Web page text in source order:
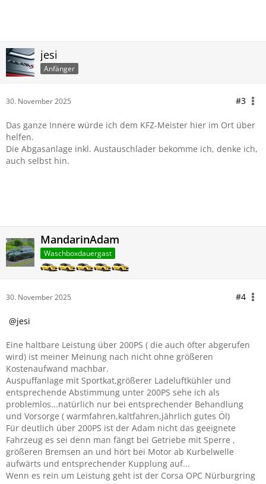
jesi
Anfänger
30. November 2025 #3
Das ganze Innere würde ich dem KFZ-Meister hier im Ort über
helfen.
Die Abgasanlage inkl. Austauschlader bekomme ich, denke ich,
auch selbst hin.
MandarinAdam
Waschboxdauergast
30. November 2025 #4
jesi
Eine haltbare Leistung über 200PS ( die auch öfter abgerufen
wird) ist meiner Meinung nach nicht ohne größeren
Kostenaufwand machbar.
Auspuffanlage mit Sportkat,größerer Ladeluftkühler und
entsprechende Abstimmung unter 200PS sehe ich als
problemlos...natürlich nur bei entsprechender Behandlung
und Vorsorge ( warmfahren,kaltfahren,jährlich gutes Öl)
Für deutlich über 200PS ist der Adam nicht das geeignete
Fahrzeug es sei denn man fängt bei Getriebe mit Sperre ,
größeren Bremsen an und hört bei Motor ab Kurbelwelle
aufwärts und entsprechender Kupplung auf...
Wenn es rein um Leistung geht ist der Corsa OPC Nürburgring